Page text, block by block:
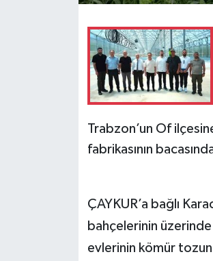
Trabzon’un Of
fabrikasının
ÇAYKUR’a bağlı
bahçelerinin
evlerinin kömür